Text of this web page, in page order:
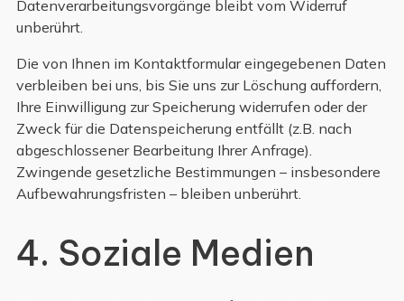
Datenverarbeitungsvorgänge bleibt vom Widerruf
unberührt.
Die von Ihnen im Kontaktformular eingegebenen Daten
verbleiben bei uns, bis Sie uns zur Löschung auffordern,
Ihre Einwilligung zur Speicherung widerrufen oder der
Zweck für die Datenspeicherung entfällt (z.B. nach
abgeschlossener Bearbeitung Ihrer Anfrage).
Zwingende gesetzliche Bestimmungen – insbesondere
Aufbewahrungsfristen – bleiben unberührt.
4. Soziale Medien